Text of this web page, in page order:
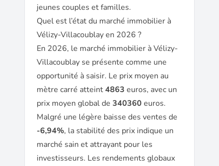
jeunes couples et familles.
Quel est l’état du marché immobilier à
Vélizy-Villacoublay en 2026 ?
En 2026, le marché immobilier à Vélizy-
Villacoublay se présente comme une
opportunité à saisir. Le prix moyen au
mètre carré atteint4863 euros, avec un
prix moyen global de 340360 euros.
Malgré une légère baisse des ventes de
-6,94%, la stabilité des prix indique un
marché sain et attrayant pour les
investisseurs. Les rendements globaux